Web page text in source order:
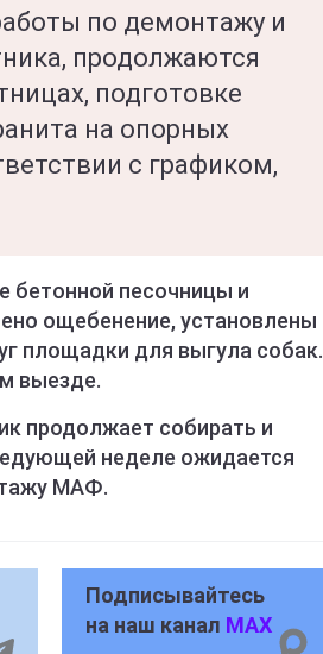
по демонтажу и
продолжаются
подготовке
на опорных
с графиком,
бетонной песочницы и
ощебенение, установлены
площадки для выгула собак.
выезде.
продолжает собирать и
неделе ожидается
МАФ.
Подписывайтесь
на наш канал MAX